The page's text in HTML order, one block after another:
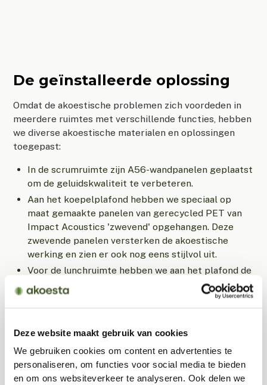
Deze website maakt gebruik van cookies
We gebruiken cookies om content en advertenties te
personaliseren, om functies voor social media te bieden
en om ons websiteverkeer te analyseren. Ook delen we
De geïnstalleerde oplossing
Omdat de akoestische problemen zich voordeden in
meerdere ruimtes met verschillende functies, hebben
we diverse akoestische materialen en oplossingen
toegepast:
In de scrumruimte zijn A56-wandpanelen geplaatst
om de geluidskwaliteit te verbeteren.
Aan het koepelplafond hebben we speciaal op
maat gemaakte panelen van gerecycled PET van
Impact Acoustics 'zwevend' opgehangen. Deze
zwevende panelen versterken de akoestische
werking en zien er ook nog eens stijlvol uit.
Voor de lunchruimte hebben we aan het plafond de
akoestische Ceiling Panels Circle van Impact
Acoustics gebruikt.
plafond bevestigd.
bedekt met een A56-wandpaneel en direct boven
de sprekers twee plafondpanelen geplaatst. De